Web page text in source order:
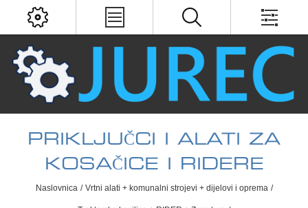
PRIKLJUČCI I ALATI ZA
KOSAČICE I RIDERE
Naslovnica / Vrtni alati + komunalni strojevi + dijelovi i oprema /